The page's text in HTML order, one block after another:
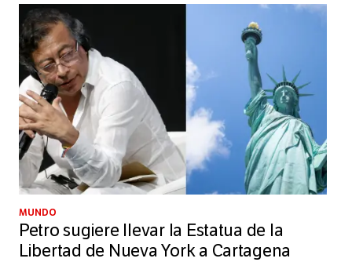
MUNDO
Petro sugiere llevar la Estatua de la
Libertad de Nueva York a Cartagena